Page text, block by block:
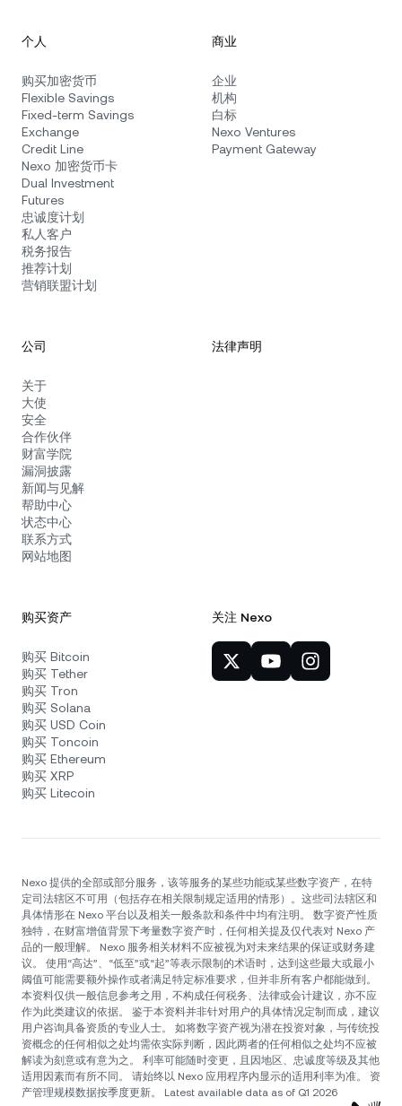
个人
购买加密货币
Flexible Savings
Fixed-term Savings
Exchange
Credit Line
Nexo 加密货币卡
Dual Investment
Futures
忠诚度计划
私人客户
税务报告
推荐计划
营销联盟计划
商业
企业
机构
白标
Nexo Ventures
Payment Gateway
公司
关于
大使
安全
合作伙伴
财富学院
漏洞披露
新闻与见解
帮助中心
状态中心
联系方式
网站地图
法律声明
购买资产
购买 Bitcoin
购买 Tether
购买 Tron
购买 Solana
购买 USD Coin
购买 Toncoin
购买 Ethereum
购买 XRP
购买 Litecoin
关注 Nexo
Nexo 提供的全部或部分服务，该等服务的某些功能或某些数字资产，在特
定司法辖区不可用（包括存在相关限制规定适用的情形）。这些司法辖区和
具体情形在 Nexo 平台以及相关一般条款和条件中均有注明。 数字资产性质
独特，在财富增值背景下考量数字资产时，任何相关提及仅代表对 Nexo 产
品的一般理解。 Nexo 服务相关材料不应被视为对未来结果的保证或财务建
议。 使用“高达”、“低至”或“起”等表示限制的术语时，达到这些最大或最小
阈值可能需要额外操作或者满足特定标准要求，但并非所有客户都能做到。
本资料仅供一般信息参考之用，不构成任何税务、法律或会计建议，亦不应
作为此类建议的依据。 鉴于本资料并非针对用户的具体情况定制而成，建议
用户咨询具备资质的专业人士。 如将数字资产视为潜在投资对象，与传统投
资概念的任何相似之处均需依实际判断，因此两者的任何相似之处均不应被
解读为刻意或有意为之。 利率可能随时变更，且因地区、忠诚度等级及其他
适用因素而有所不同。 请始终以 Nexo 应用程序内显示的适用利率为准。 资
产管理规模数据按季度更新。 Latest available data as of Q1 2026